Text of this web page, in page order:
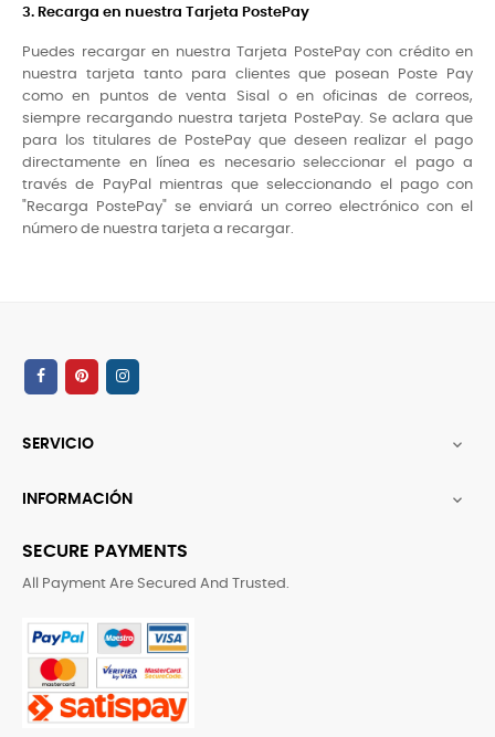
3. Recarga en nuestra Tarjeta PostePay
Puedes recargar en nuestra Tarjeta PostePay con crédito en
nuestra tarjeta tanto para clientes que posean Poste Pay
como en puntos de venta Sisal o en oficinas de correos,
siempre recargando nuestra tarjeta PostePay. Se aclara que
para los titulares de PostePay que deseen realizar el pago
directamente en línea es necesario seleccionar el pago a
través de PayPal mientras que seleccionando el pago con
"Recarga PostePay" se enviará un correo electrónico con el
número de nuestra tarjeta a recargar.
SERVICIO 
INFORMACIÓN 
SECURE PAYMENTS
All Payment Are Secured And Trusted.